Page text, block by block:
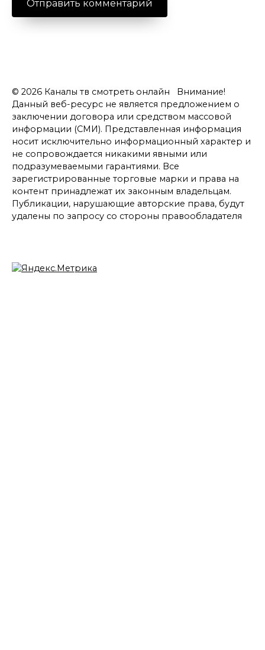
© 2026 Каналы тв смотреть онлайн Внимание!
Данный веб-ресурс не является предложением о
заключении договора или средством массовой
информации (СМИ). Представленная информация
носит исключительно информационный характер и
не сопровождается никакими явными или
подразумеваемыми гарантиями. Все
зарегистрированные торговые марки и права на
контент принадлежат их законным владельцам.
Публикации, нарушающие авторские права, будут
удалены по запросу со стороны правообладателя